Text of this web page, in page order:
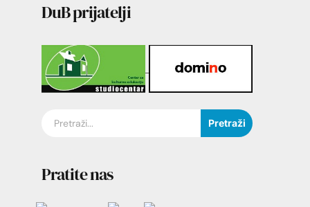
DuB prijatelji
Pretraži
Pratite nas